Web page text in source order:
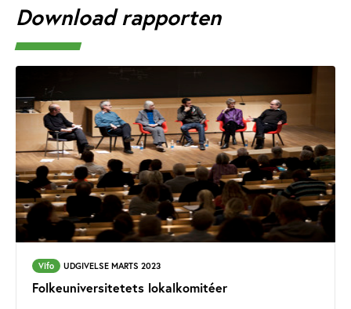
Download rapporten
Vifo UDGIVELSE MARTS 2023
Folkeuniversitetets lokalkomitéer